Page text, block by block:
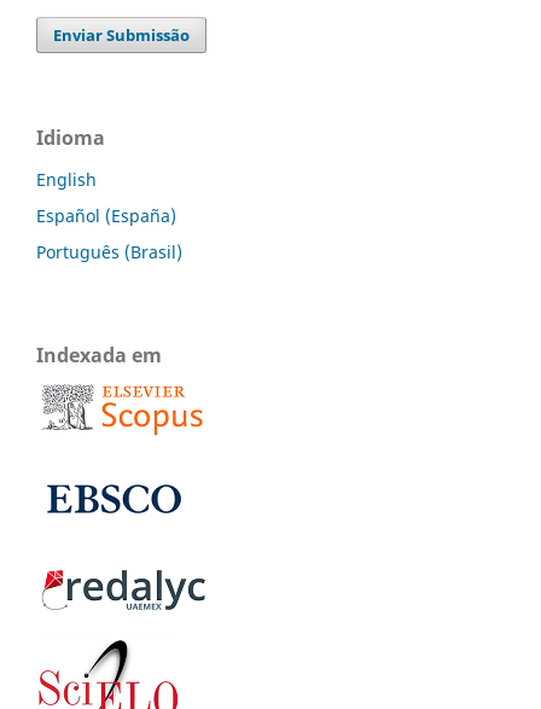
Enviar Submissão
Idioma
English
Español (España)
Português (Brasil)
Indexada em